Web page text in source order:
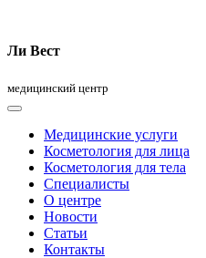
Ли Вест
медицинский центр
Медицинские услуги
Косметология для лица
Косметология для тела
Специалисты
О центре
Новости
Статьи
Контакты